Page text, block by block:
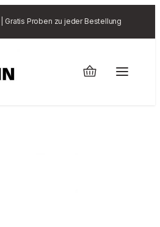
Gratis Proben zu jeder Bestellung